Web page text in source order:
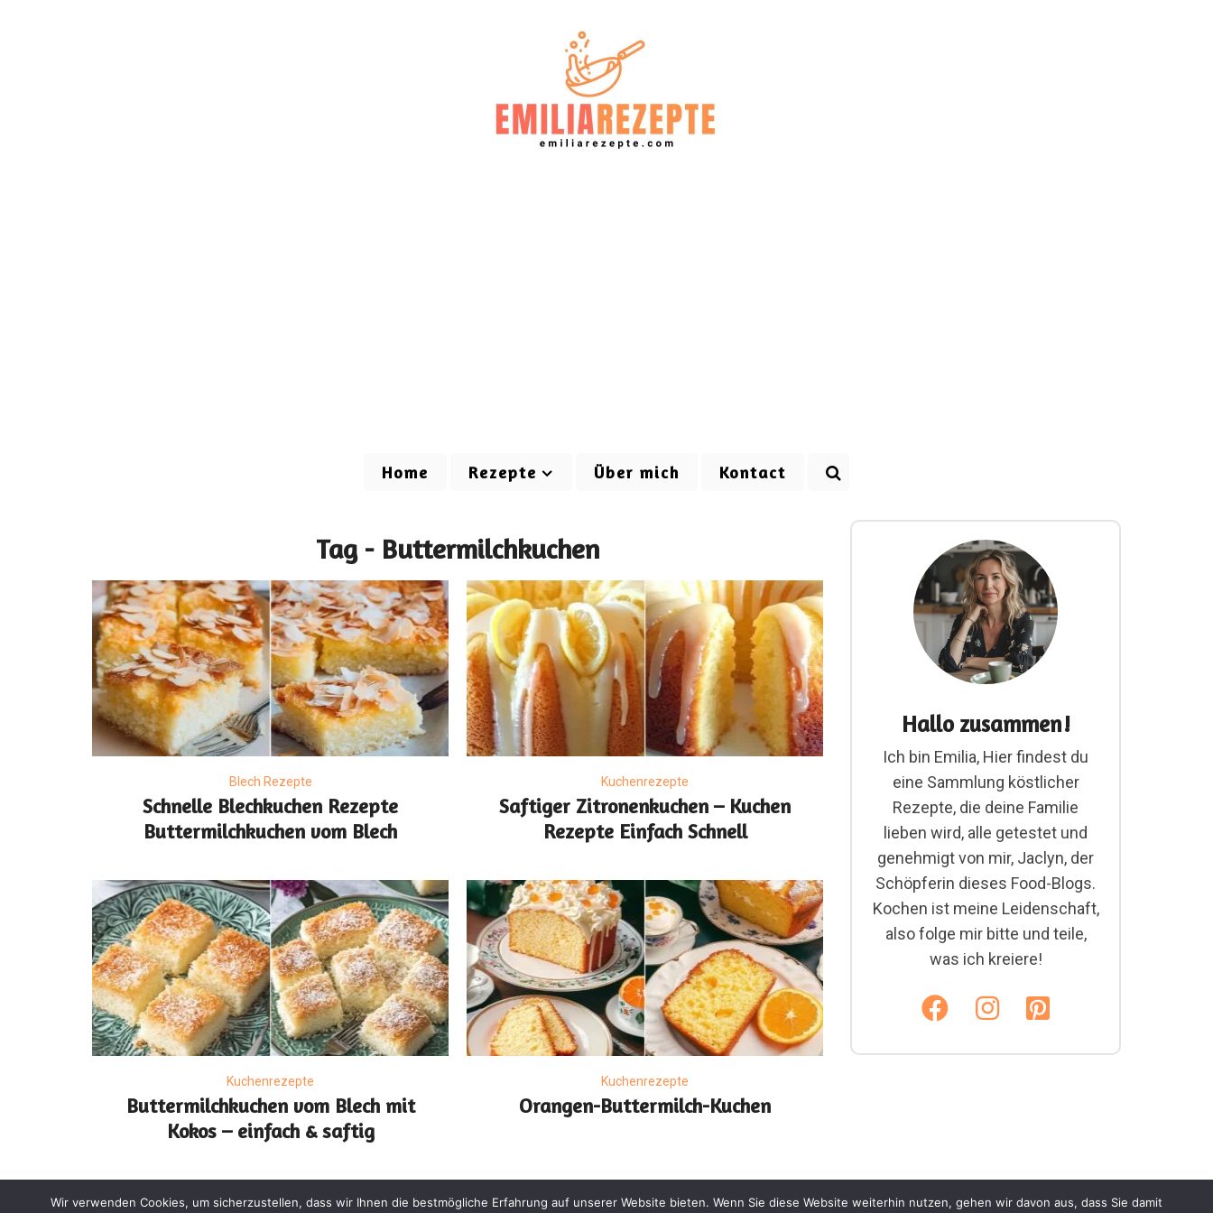
Home Rezepte Über mich Kontact
Tag - Buttermilchkuchen
Blech Rezepte
Schnelle Blechkuchen Rezepte
Buttermilchkuchen vom Blech
Kuchenrezepte
Saftiger Zitronenkuchen – Kuchen
Rezepte Einfach Schnell
Kuchenrezepte
Buttermilchkuchen vom Blech mit
Kokos – einfach & saftig
Kuchenrezepte
Orangen-Buttermilch-Kuchen
Hallo zusammen!
Ich bin Emilia, Hier findest du
eine Sammlung köstlicher
Rezepte, die deine Familie
lieben wird, alle getestet und
genehmigt von mir, Jaclyn, der
Schöpferin dieses Food-Blogs.
Kochen ist meine Leidenschaft,
also folge mir bitte und teile,
was ich kreiere!
Wir verwenden Cookies, um sicherzustellen, dass wir Ihnen die bestmögliche Erfahrung auf unserer Website bieten. Wenn Sie diese Website weiterhin nutzen, gehen wir davon aus, dass Sie damit